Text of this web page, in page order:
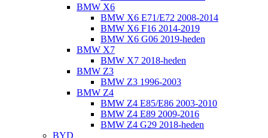
BMW X6
BMW X6 E71/E72 2008-2014
BMW X6 F16 2014-2019
BMW X6 G06 2019-heden
BMW X7
BMW X7 2018-heden
BMW Z3
BMW Z3 1996-2003
BMW Z4
BMW Z4 E85/E86 2003-2010
BMW Z4 E89 2009-2016
BMW Z4 G29 2018-heden
BYD